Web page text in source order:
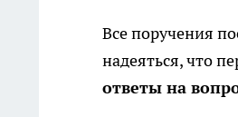
Все поручения
надеяться, что
ответы на